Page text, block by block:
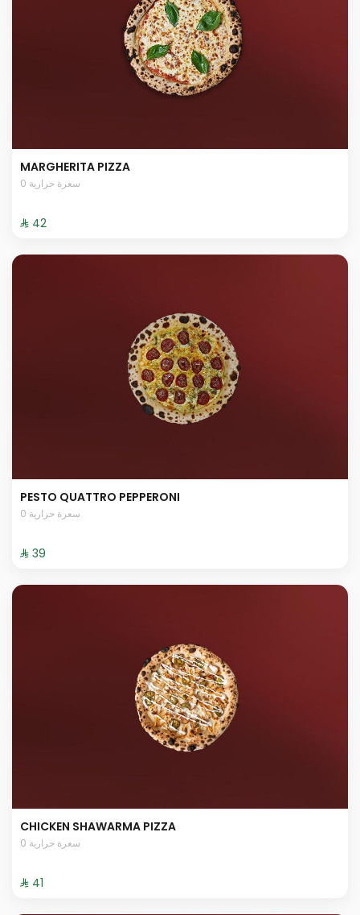
MARGHERITA PIZZA
0 سعرة حرارية
⁨⁦‪‬ 42⁩
PESTO QUATTRO PEPPERONI
0 سعرة حرارية
⁨⁦‪‬ 39⁩
CHICKEN SHAWARMA PIZZA
0 سعرة حرارية
⁨⁦‪‬ 41⁩